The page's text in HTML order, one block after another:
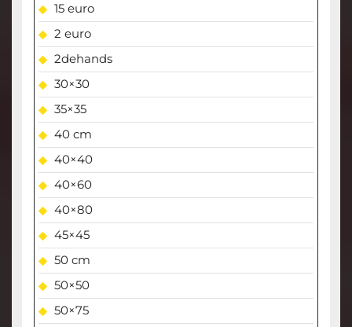
15 euro
2 euro
2dehands
30×30
35×35
40 cm
40×40
40×60
40×80
45×45
50 cm
50×50
50×75